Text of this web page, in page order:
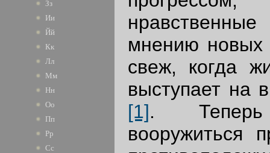
Зз
Ии
Йй
Кк
Лл
Мм
Нн
Оо
Пп
Рр
Сс
мнению новых
свеж, когда
выступает на
[1]. Теперь
вооружиться